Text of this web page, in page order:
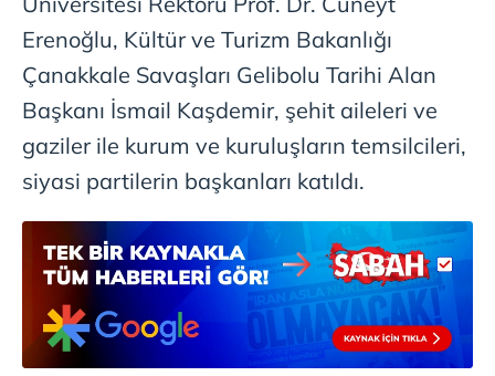
Erenoğlu, Kültür ve Turizm Bakanlığı
Çanakkale Savaşları Gelibolu Tarihi Alan
Başkanı İsmail Kaşdemir, şehit aileleri ve
gaziler ile kurum ve kuruluşların temsilcileri,
siyasi partilerin başkanları katıldı.